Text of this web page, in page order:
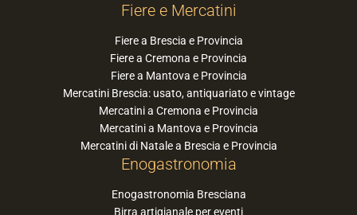
Fiere e Mercatini
Fiere a Brescia e Provincia
Fiere a Cremona e Provincia
Fiere a Mantova e Provincia
Mercatini Brescia: usato, antiquariato e vintage
Mercatini a Cremona e Provincia
Mercatini a Mantova e Provincia
Mercatini di Natale a Brescia e Provincia
Enogastronomia
Enogastronomia Bresciana
Birra artigianale per eventi